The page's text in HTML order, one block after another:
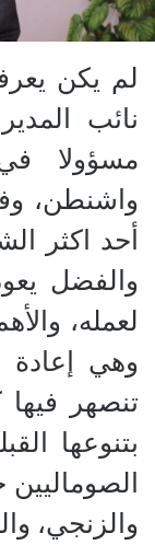
لم يكن
نائب
مسؤولا
واشنطن،
أحد اكثر
والفضل
لعمله،
وهي إعادة
تنصهر فيها
بتنوعها
والزنجي،